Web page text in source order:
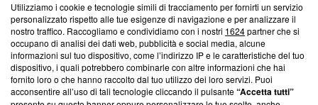
Questa sezione offre informazioni trasparenti su Blasting
News, sui nostri processi editoriali e su come ci impegniamo a
creare news di qualità. Inoltre, afferma la nostra aderenza a
‘Trust Project - News with Integrity’Blasting News non è
ancora membro del programma, ma ha richiesto di farne
parte; Trust Project non ha ancora effettuato una verifica di
Utilizziamo i cookie e tecnologie simili di tracciamento per fornirti un servizio
personalizzato rispetto alle tue esigenze di navigazione e per analizzare il
nostro traffico. Raccogliamo e condividiamo con i nostri 1624partner che si
occupano di analisi dei dati web, pubblicità e social media, alcune
informazioni sul tuo dispositivo, come l’indirizzo IP e le caratteristiche del tuo
dispositivo, i quali potrebbero combinarle con altre informazioni che hai
fornito loro o che hanno raccolto dal tuo utilizzo dei loro servizi. Puoi
acconsentire all’uso di tali tecnologie cliccando il pulsante“Accetta tutti”